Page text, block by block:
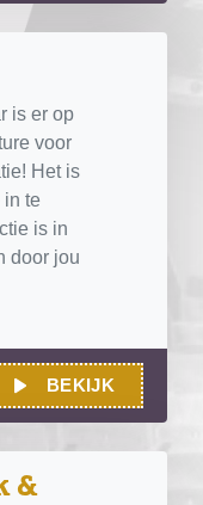
is er op
voor
Het is
te
is in
door jou
BEKIJK
&